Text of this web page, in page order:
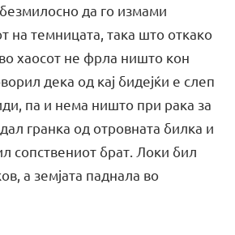
да го измами
на темницата, така што откако
хаосот не фрла ништо кон
дека од кај бидејќи е слеп
па и нема ништо при рака за
гранка од отровната билка и
сопствениот брат. Локи бил
а земјата паднала во